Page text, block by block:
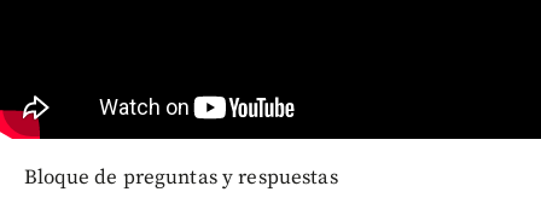
Bloque de preguntas y respuestas